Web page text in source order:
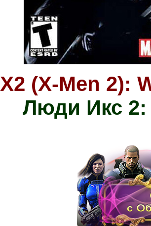
X2 (X-Men 2):
Люди Икс 2: